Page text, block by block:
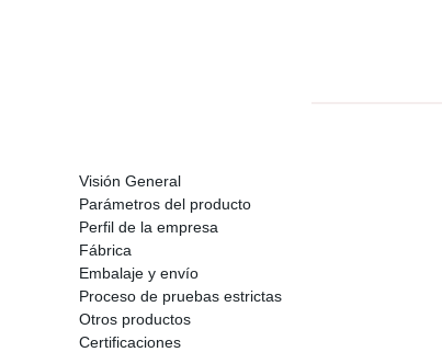
Visión General
Parámetros del producto
Perfil de la empresa
Fábrica
Embalaje y envío
Proceso de pruebas estrictas
Otros productos
Certificaciones